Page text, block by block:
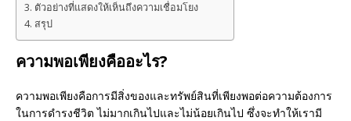
ตัวอย่างที่แสดงให้เห็นถึงความเชื่อมโยง
สรุป
ความพอเพียงคืออะไร?
ความพอเพียงคือการมีสิ่งของและทรัพย์สินที่เพียงพอต่อความต้องการ
ในการดำรงชีวิต ไม่มากเกินไปและไม่น้อยเกินไป ซึ่งจะทำให้เรามี